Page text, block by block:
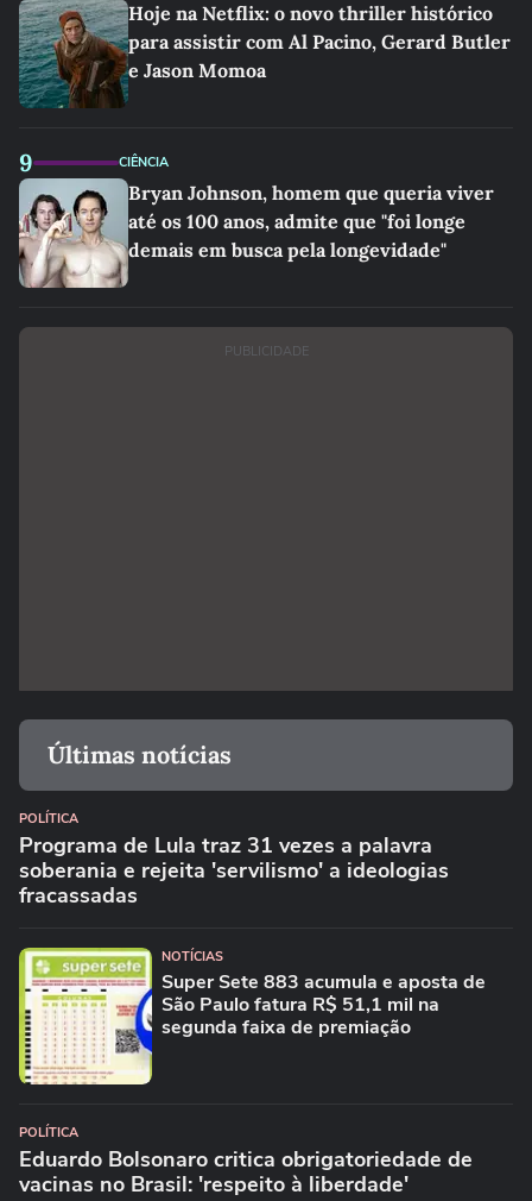
Hoje na Netflix: o novo thriller histórico
para assistir com Al Pacino, Gerard Butler
e Jason Momoa
9 CIÊNCIA
Bryan Johnson, homem que queria viver
até os 100 anos, admite que "foi longe
demais em busca pela longevidade"
PUBLICIDADE
Últimas notícias
POLÍTICA
Programa de Lula traz 31 vezes a palavra
soberania e rejeita 'servilismo' a ideologias
fracassadas
NOTÍCIAS
Super Sete 883 acumula e aposta de
São Paulo fatura R$ 51,1 mil na
segunda faixa de premiação
POLÍTICA
Eduardo Bolsonaro critica obrigatoriedade de
vacinas no Brasil: 'respeito à liberdade'